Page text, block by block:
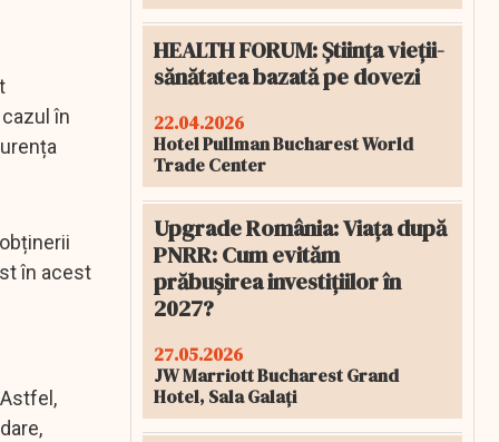
în
în acest
HEALTH FORUM: Știința vieții-
sănătatea bazată pe dovezi
22.04.2026
Hotel Pullman Bucharest World
Trade Center
Upgrade România: Viața după
PNRR: Cum evităm
prăbușirea investițiilor în
2027?
27.05.2026
JW Marriott Bucharest Grand
Hotel, Sala Galați